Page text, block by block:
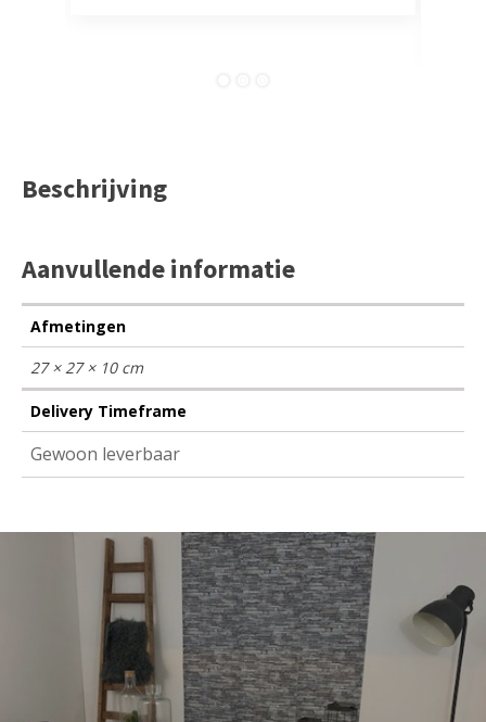
Beschrijving
Aanvullende informatie
Afmetingen
27 × 27 × 10 cm
Delivery Timeframe
Gewoon leverbaar